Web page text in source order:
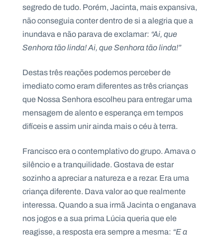
segredo de tudo. Porém, Jacinta, mais expansiva,
não conseguia conter dentro de si a alegria que a
inundava e não parava de exclamar: “Ai, que
Senhora tão linda! Ai, que Senhora tão linda!”
Destas três reações podemos perceber de
imediato como eram diferentes as três crianças
que Nossa Senhora escolheu para entregar uma
mensagem de alento e esperança em tempos
difíceis e assim unir ainda mais o céu à terra.
Francisco era o contemplativo do grupo. Amava o
silêncio e a tranquilidade. Gostava de estar
sozinho a apreciar a natureza e a rezar. Era uma
criança diferente. Dava valor ao que realmente
interessa. Quando a sua irmã Jacinta o enganava
nos jogos e a sua prima Lúcia queria que ele
reagisse, a resposta era sempre a mesma: “E a
e
w
s
l
tt